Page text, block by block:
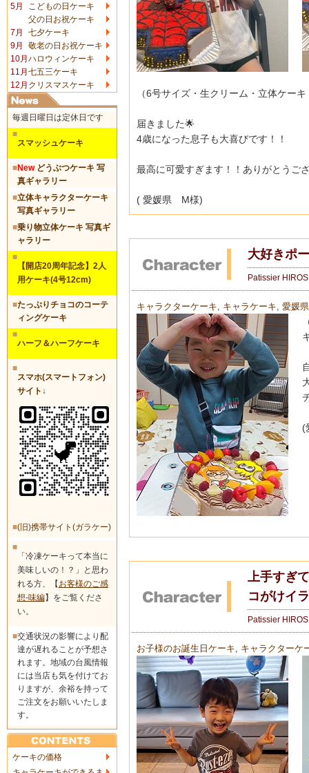
5月
こどもの日ケーキ
父の日お祝ケーキ
7月
七夕ケーキ
9月
敬老の日お祝ケーキ
10月 ハロウィンケーキ
11月 七五三ケーキ
12月 クリスマスケーキ
毎週日曜日は定休日です
■
スマッシュケーキ
■Newどうぶつケーキ 写
真ギャラリー
■立体キャラクターケーキ
写真ギャラリー
■乗り物立体ケーキ 写真ギ
ャラリー
■
【開店20周年記念】2人
用ケーキ(4号12cm)
■たっぷりチョコのコーテ
ィングケーキ
■
ハーフ＆ハーフケーキ
■
スマホ(スマートフォン)
サイト↓
■(旧)携帯サイト(ガラケー)
■
「冷凍ケーキって本当に
美味しいの！？」と思わ
れる方、【 お客様のご感
想-味編】をご覧くださ
い。
■交通状況の影響により配
達が遅れることが予想さ
れます。地域の台風情報
には当店も気を付けてお
りますが、余裕を持って
ご注文をお願いいたしま
す。
ケーキの価格
（6号サイズ・生クリーム・立体ケー
届きました🌟
4歳になった息子も大喜びです！！
最高に可愛すぎます！！ありがとうご
( 愛媛県 M様)
大好きポ
Patissier
キャラクターケーキ キャラケーキ 愛媛県
(
上手すぎ
コがけイ
Patissier
お子様のお誕生日ケーキ キャラクターケ